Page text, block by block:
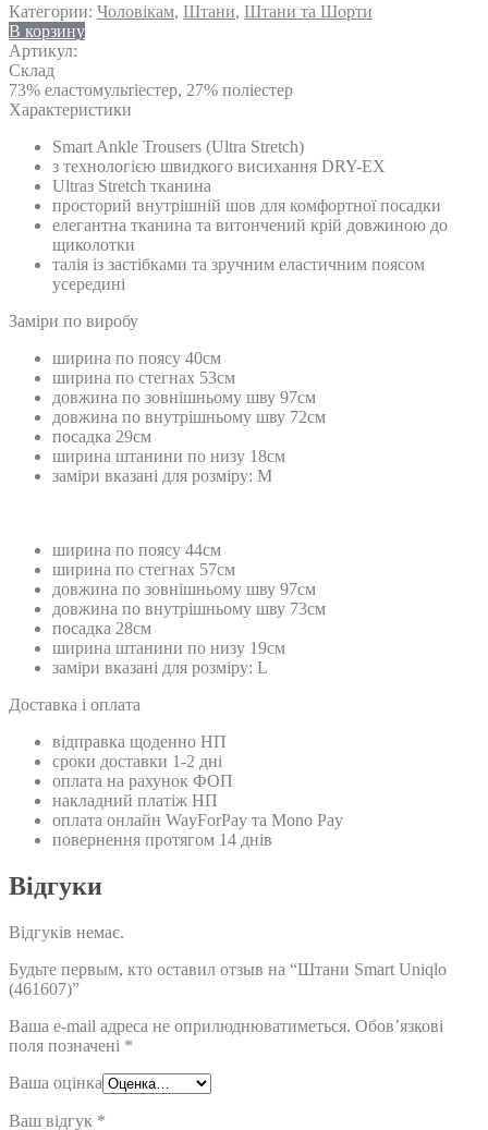
Категории: Чоловікам, Штани, Штани та Шорти
В корзину
Артикул:
Склад
73% еластомультіестер, 27% поліестер
Характеристики
Smart Ankle Trousers (Ultra Stretch)
з технологією швидкого висихання DRY-EX
Ultraз Stretch тканина
просторий внутрішній шов для комфортної посадки
елегантна тканина та витончений крій довжиною до
щиколотки
талія із застібками та зручним еластичним поясом
усередині
Замiри по виробу
ширина по поясу 40см
ширина по стегнах 53см
довжина по зовнішньому шву 97см
довжина по внутрішньому шву 72см
посадка 29см
ширина штанини по низу 18см
заміри вказані для розміру: М
ширина по поясу 44см
ширина по стегнах 57см
довжина по зовнішньому шву 97см
довжина по внутрішньому шву 73см
посадка 28см
ширина штанини по низу 19см
заміри вказані для розміру: L
Доставка і оплата
відправка щоденно НП
сроки доставки 1-2 дні
оплата на рахунок ФОП
накладний платіж НП
оплата онлайн WayForPay та Mono Pay
повернення протягом 14 днів
Відгуки
Відгуків немає.
Будьте первым, кто оставил отзыв на “Штани Smart Uniqlo
(461607)”
Ваша e-mail адреса не оприлюднюватиметься. Обов’язкові
поля позначені *
Ваша оцінка
Ваш відгук *